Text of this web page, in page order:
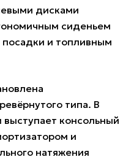
дисками
сиденьем
и топливным
типа. В
консольный
и
натяжения